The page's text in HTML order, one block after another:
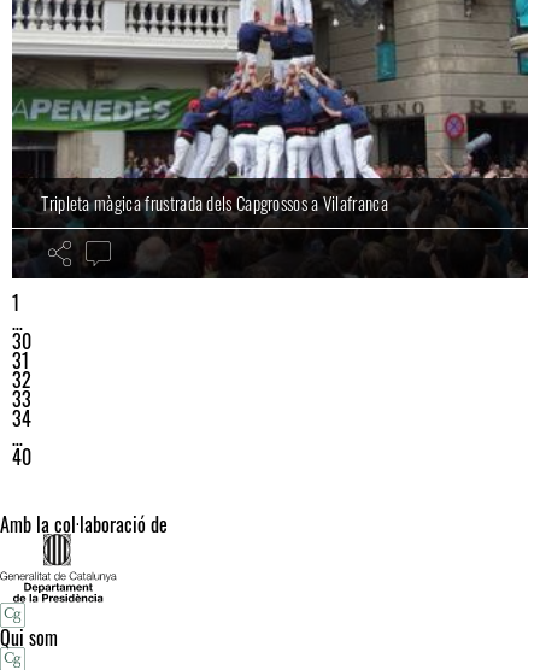
Tripleta màgica frustrada dels Capgrossos a Vilafranca
1
…
30
31
32
33
34
…
40
Amb la col·laboració de
Qui som